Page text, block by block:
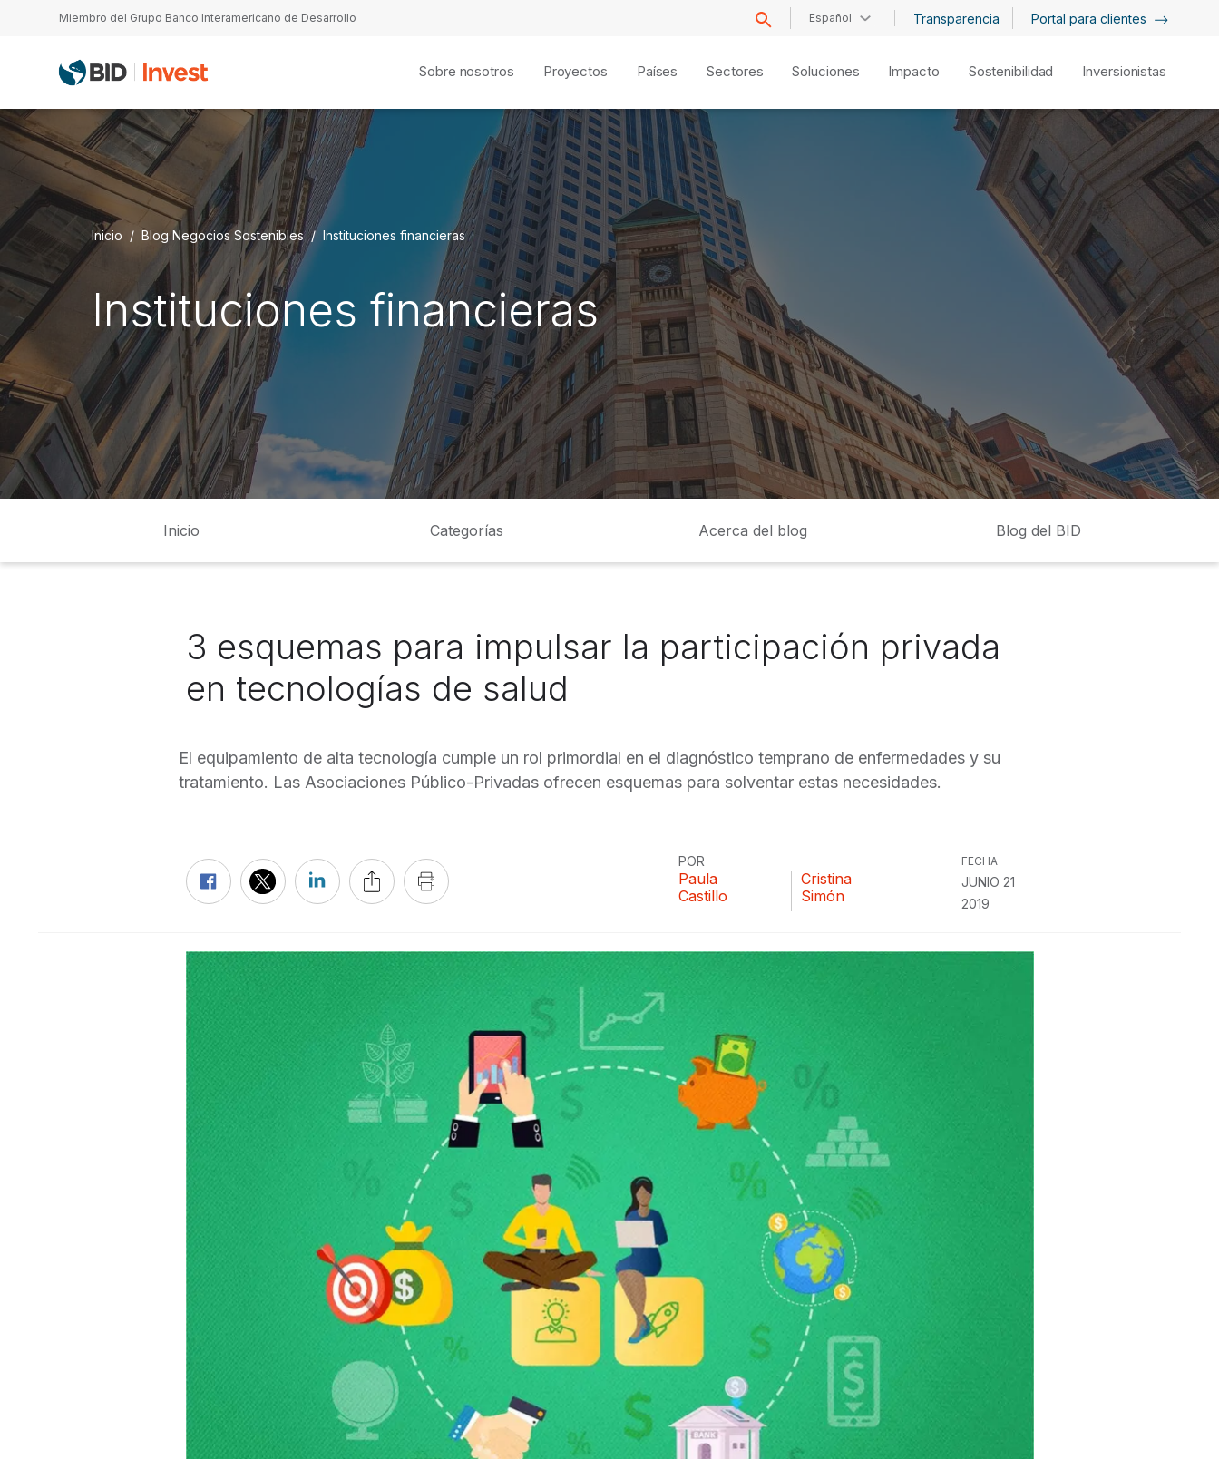
Pasar al contenido principal
Miembro del Grupo Banco Interamericano de Desarrollo Español Transparencia Portal para clientes
Sobre nosotros Proyectos Países Sectores Soluciones Impacto Sostenibilidad Inversionistas
Inicio Blog Negocios Sostenibles Instituciones financieras
Instituciones financieras
Inicio Categorías Acerca del blog Blog del BID
3 esquemas para impulsar la participación privada
en tecnologías de salud
El equipamiento de alta tecnología cumple un rol primordial en el diagnóstico temprano de enfermedades y su
tratamiento. Las Asociaciones Público-Privadas ofrecen esquemas para solventar estas necesidades.
POR
Paula
Castillo
Cristina
Simón
FECHA
JUNIO 21
2019